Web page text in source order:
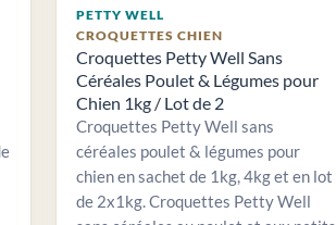
PETTY WELL
CROQUETTES CHIEN
Croquettes Petty Well Sans
Céréales Poulet & Légumes pour
Chien 1kg / Lot de 2
Croquettes Petty Well sans
céréales poulet & légumes pour
chien en sachet de 1kg, 4kg et en lot
de 2x1kg. Croquettes Petty Well